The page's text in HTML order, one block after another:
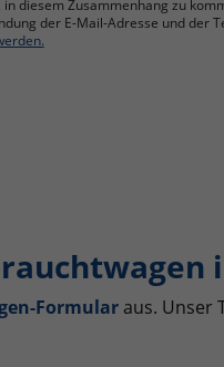
diesem Zusammenhang zu
der E-Mail-Adresse und der
Formularaus. Unser